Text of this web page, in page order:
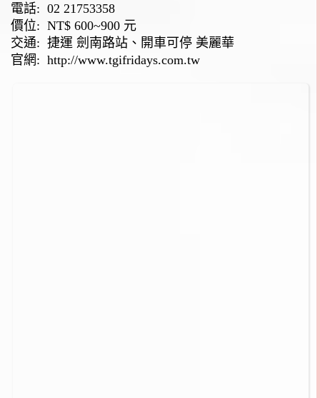
電話: 02 21753358
價位: NT$ 600~900 元
交通: 捷運 劍南路站、開車可停 美麗華
官網: http://www.tgifridays.com.tw